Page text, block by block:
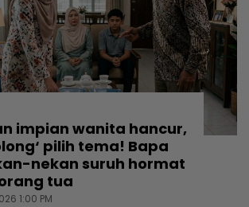
impian wanita hancur,
pilih tema! Bapa
nekan suruh hormat
tua
1:00 PM